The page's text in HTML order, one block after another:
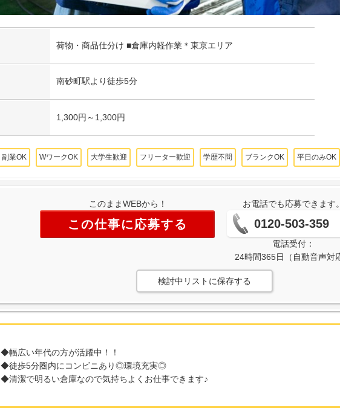
荷物・商品仕分け ■倉庫内軽作業＊東京エリア
南砂町駅より徒歩5分
1,300円～1,300円
副業OK WワークOK 大学生歓迎 フリーター歓迎 学歴不問 ブランクOK 平日のみOK
このままWEBから！
この仕事に応募する
お電話でも応募できます。
0120-503-359
電話受付：
24時間365日（自動音声対
検討中リストに保存する
◆幅広い年代の方が活躍中！！
◆徒歩5分圏内にコンビニあり◎環境充実◎
◆清潔で明るい倉庫なので気持ちよくお仕事できます♪